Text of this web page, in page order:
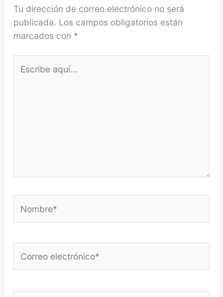
Tu dirección de correo electrónico no será
publicada. Los campos obligatorios están
marcados con *
aquí...
electrónico*